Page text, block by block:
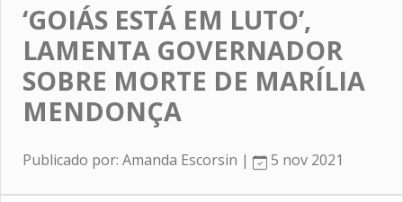
‘GOIÁS ESTÁ EM LUTO’,
LAMENTA GOVERNADOR
SOBRE MORTE DE MARÍLIA
MENDONÇA
Publicado por: Amanda Escorsin | 5 nov 2021